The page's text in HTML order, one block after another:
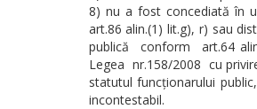
8) nu a fost concediată în
art.86 alin.(1) lit.g), r) sau
publică conform art.64
Legea nr.158/2008 cu
statutul funcționarului
incontestabil.